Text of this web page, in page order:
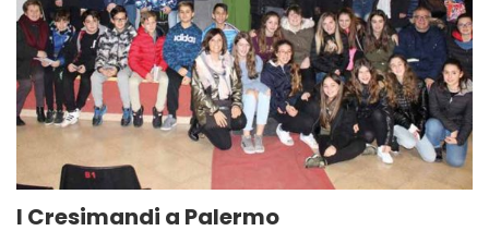
I Cresimandi a Palermo